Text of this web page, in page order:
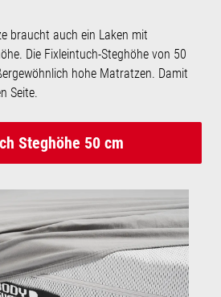
braucht auch ein Laken mit
Die Fixleintuch-Steghöhe von 50
hohe Matratzen. Damit
Seite.
Steghöhe 50 cm